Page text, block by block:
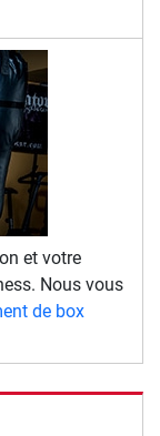
et votre
Nous vous
de box